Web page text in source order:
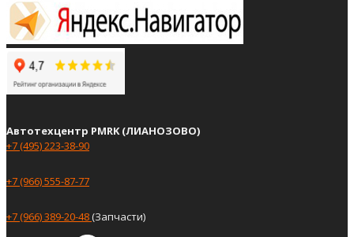
Автотехцентр PMRK (ЛИАНОЗОВО)
+7 (495) 223-38-90
+7 (966) 555-87-77
+7 (966) 389-20-48(Запчасти)